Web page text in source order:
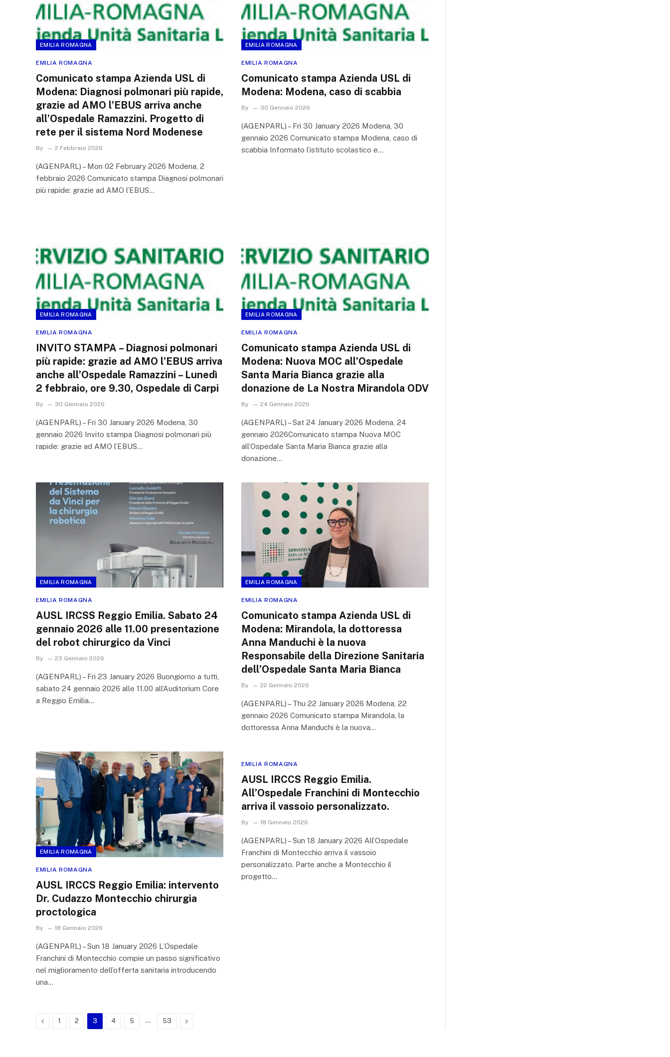
EMILIA ROMAGNA
EMILIA ROMAGNA
Comunicato stampa Azienda USL di
Modena: Diagnosi polmonari più rapide,
grazie ad AMO l’EBUS arriva anche
all’Ospedale Ramazzini. Progetto di
rete per il sistema Nord Modenese
By 2 Febbraio 2026
(AGENPARL) – Mon 02 February 2026 Modena, 2
febbraio 2026 Comunicato stampa Diagnosi polmonari
più rapide: grazie ad AMO l’EBUS…
EMILIA ROMAGNA
EMILIA ROMAGNA
Comunicato stampa Azienda USL di
Modena: Modena, caso di scabbia
By 30 Gennaio 2026
(AGENPARL) – Fri 30 January 2026 Modena, 30
gennaio 2026 Comunicato stampa Modena, caso di
scabbia Informato l’istituto scolastico e…
EMILIA ROMAGNA
EMILIA ROMAGNA
INVITO STAMPA – Diagnosi polmonari
più rapide: grazie ad AMO l’EBUS arriva
anche all’Ospedale Ramazzini – Lunedì
2 febbraio, ore 9.30, Ospedale di Carpi
By 30 Gennaio 2026
(AGENPARL) – Fri 30 January 2026 Modena, 30
gennaio 2026 Invito stampa Diagnosi polmonari più
rapide: grazie ad AMO l’EBUS…
EMILIA ROMAGNA
EMILIA ROMAGNA
Comunicato stampa Azienda USL di
Modena: Nuova MOC all’Ospedale
Santa Maria Bianca grazie alla
donazione de La Nostra Mirandola ODV
By 24 Gennaio 2026
(AGENPARL) – Sat 24 January 2026 Modena, 24
gennaio 2026Comunicato stampa Nuova MOC
all’Ospedale Santa Maria Bianca grazie alla
donazione…
EMILIA ROMAGNA
EMILIA ROMAGNA
AUSL IRCSS Reggio Emilia. Sabato 24
gennaio 2026 alle 11.00 presentazione
del robot chirurgico da Vinci
By 23 Gennaio 2026
(AGENPARL) – Fri 23 January 2026 Buongiorno a tutti,
sabato 24 gennaio 2026 alle 11.00 all’Auditorium Core
a Reggio Emilia…
EMILIA ROMAGNA
EMILIA ROMAGNA
Comunicato stampa Azienda USL di
Modena: Mirandola, la dottoressa
Anna Manduchi è la nuova
Responsabile della Direzione Sanitaria
dell’Ospedale Santa Maria Bianca
By 22 Gennaio 2026
(AGENPARL) – Thu 22 January 2026 Modena, 22
gennaio 2026 Comunicato stampa Mirandola, la
dottoressa Anna Manduchi è la nuova…
EMILIA ROMAGNA
EMILIA ROMAGNA
AUSL IRCCS Reggio Emilia: intervento
Dr. Cudazzo Montecchio chirurgia
proctologica
By 18 Gennaio 2026
(AGENPARL) – Sun 18 January 2026 L’Ospedale
Franchini di Montecchio compie un passo significativo
nel miglioramento dell’offerta sanitaria introducendo
una…
EMILIA ROMAGNA
AUSL IRCCS Reggio Emilia.
All’Ospedale Franchini di Montecchio
arriva il vassoio personalizzato.
By 18 Gennaio 2026
(AGENPARL) – Sun 18 January 2026 All’Ospedale
Franchini di Montecchio arriva il vassoio
personalizzato. Parte anche a Montecchio il
progetto…
Previous
1 2 3 4 5 … 53 Next